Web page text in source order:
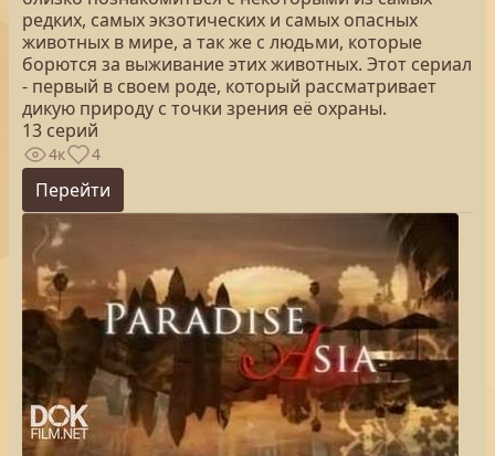
редких, самых экзотических и самых опасных
животных в мире, а так же с людьми, которые
борются за выживание этих животных. Этот сериал
- первый в своем роде, который рассматривает
дикую природу с точки зрения её охраны.
13 серий
4к 4
Перейти